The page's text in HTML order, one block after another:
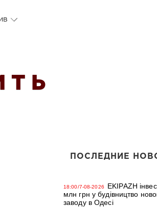
Т Ь
ПОСЛЕДНИЕ
18:00/7-08-2026
EKIPAZH
млн грн у будівництво
заводу в Одесі